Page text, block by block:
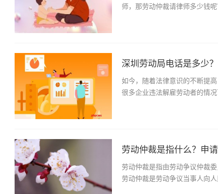
师，那劳动仲裁请律师多少钱
深圳劳动局电话是多少
如今，随着法律意识的不断提
很多企业违法解雇劳动者的情
劳动仲裁是指什么？申
劳动仲裁是指由劳动争议仲裁
劳动仲裁是劳动争议当事人向